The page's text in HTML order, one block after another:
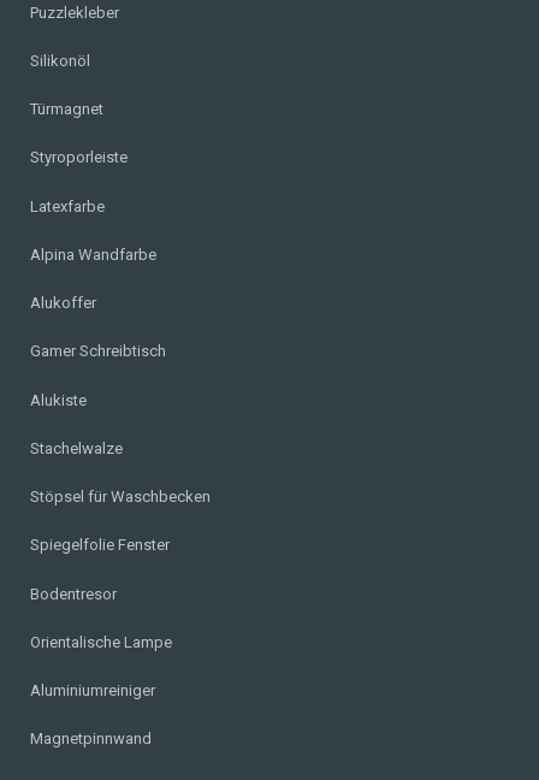
Puzzlekleber
Silikonöl
Türmagnet
Styroporleiste
Latexfarbe
Alpina Wandfarbe
Alukoffer
Gamer Schreibtisch
Alukiste
Stachelwalze
Stöpsel für Waschbecken
Spiegelfolie Fenster
Bodentresor
Orientalische Lampe
Aluminiumreiniger
Magnetpinnwand